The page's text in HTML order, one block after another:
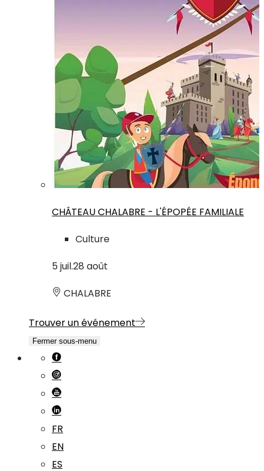
CHÂTEAU CHALABRE - L'ÉPOPÉE FAMILIALE
Culture
5 juil.28 août
CHALABRE
Trouver un événement
Fermer sous-menu
FR
EN
ES